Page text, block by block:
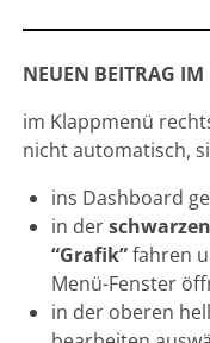
NEUEN BEITRAG
im Klappmenü
nicht automatisch,
ins Dashboard
in der
“Grafik”fahren
Menü-Fenster
in der oberen